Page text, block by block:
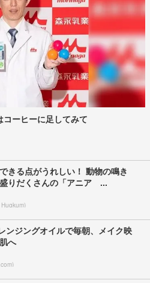
ーヒーに足してみて
きる点がうれしい！ 動物の鳴き
りだくさんの「アニア ...
ンジングオイルで毎朝、メイク映
へ